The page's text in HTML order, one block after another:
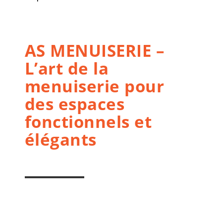
AS MENUISERIE –
L’art de la
menuiserie pour
des espaces
fonctionnels et
élégants